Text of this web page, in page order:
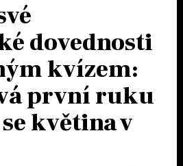
dovednosti
kvízem:
první ruku
květina v